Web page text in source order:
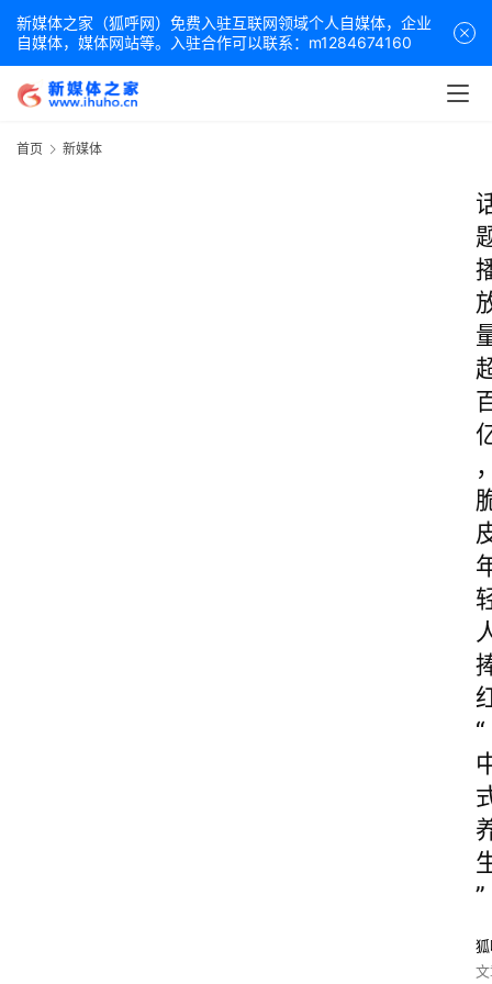
新媒体之家（狐呼网）免费入驻互联网领域个人自媒体，企业
自媒体，媒体网站等。入驻合作可以联系：m1284674160
首页 新媒体
“
”